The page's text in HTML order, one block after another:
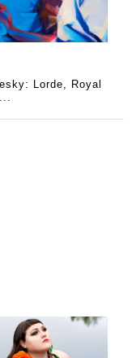
Lorde, Royal